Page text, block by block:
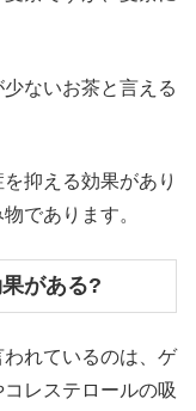
ないお茶と言える
抑える効果があり
であります。
がある?
れているのは、ゲ
レステロールの吸